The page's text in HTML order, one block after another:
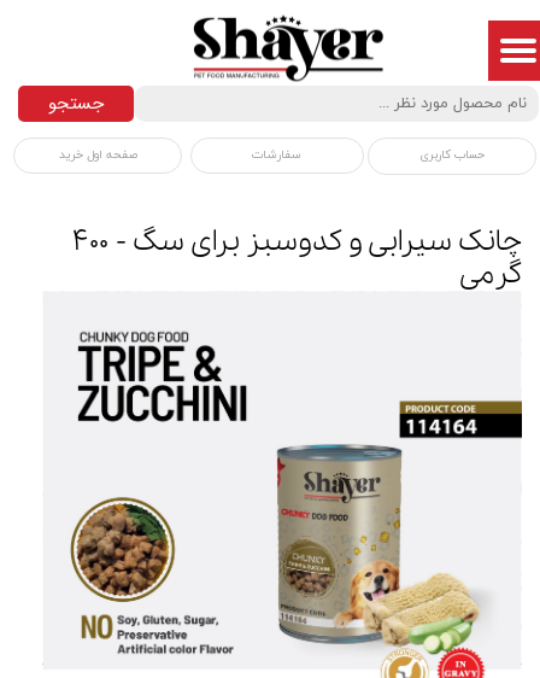
حساب کاربری سفارشات صفحه اول خرید
جستجو
چانک سیرابی و کدوسبز برای سگ - ۴۰۰
گرمی